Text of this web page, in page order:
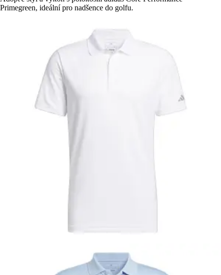
Primegreen, ideální pro nadšence do golfu.